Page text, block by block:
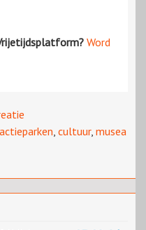
Word
, cultuur, musea